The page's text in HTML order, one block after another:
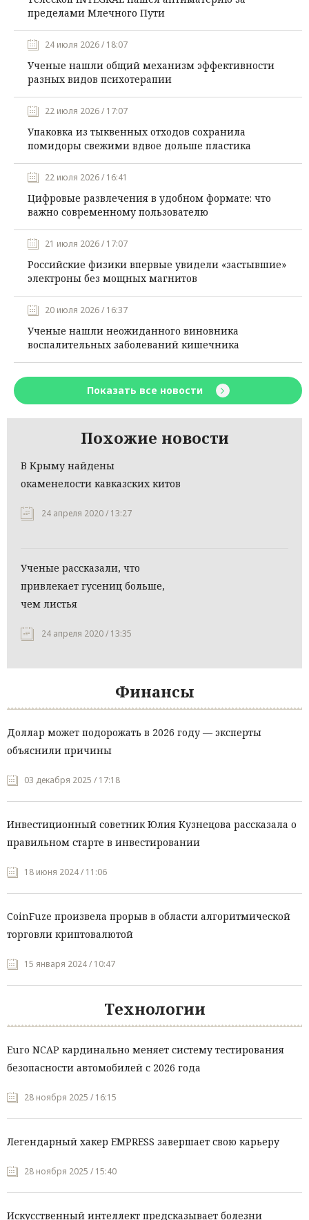
пределами Млечного Пути
24 июля 2026 / 18:07
Ученые нашли общий механизм эффективности
разных видов психотерапии
22 июля 2026 / 17:07
Упаковка из тыквенных отходов сохранила
помидоры свежими вдвое дольше пластика
22 июля 2026 / 16:41
Цифровые развлечения в удобном формате: что
важно современному пользователю
21 июля 2026 / 17:07
Российские физики впервые увидели «застывшие»
электроны без мощных магнитов
20 июля 2026 / 16:37
Ученые нашли неожиданного виновника
воспалительных заболеваний кишечника
Показать все новости
Похожие новости
В Крыму найдены
окаменелости кавказских китов
24 апреля 2020 / 13:27
Ученые рассказали, что
привлекает гусениц больше,
чем листья
24 апреля 2020 / 13:35
Финансы
Доллар может подорожать в 2026 году — эксперты
объяснили причины
03 декабря 2025 / 17:18
Инвестиционный советник Юлия Кузнецова рассказала о
правильном старте в инвестировании
18 июня 2024 / 11:06
CoinFuze произвела прорыв в области алгоритмической
торговли криптовалютой
15 января 2024 / 10:47
Технологии
Euro NCAP кардинально меняет систему тестирования
безопасности автомобилей с 2026 года
28 ноября 2025 / 16:15
Легендарный хакер EMPRESS завершает свою карьеру
28 ноября 2025 / 15:40
Искусственный интеллект предсказывает болезни